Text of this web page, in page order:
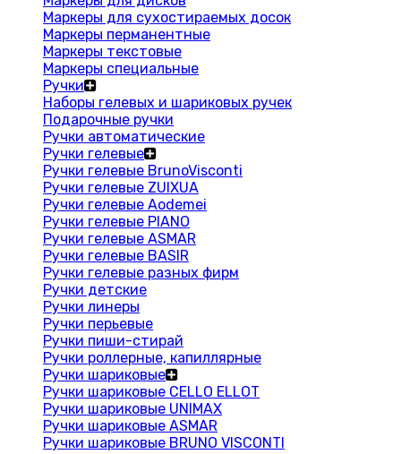
Маркеры для сухостираемых досок
Маркеры перманентные
Маркеры текстовые
Маркеры специальные
Ручки
Наборы гелевых и шариковых ручек
Подарочные ручки
Ручки автоматические
Ручки гелевые
Ручки гелевые BrunoVisconti
Ручки гелевые ZUIXUA
Ручки гелевые Aodemei
Ручки гелевые PIANO
Ручки гелевые ASMAR
Ручки гелевые BASIR
Ручки гелевые разных фирм
Ручки детские
Ручки линеры
Ручки перьевые
Ручки пиши-стирай
Ручки роллерные, капиллярные
Ручки шариковые
Ручки шариковые CELLO ELLOT
Ручки шариковые UNIMAX
Ручки шариковые ASMAR
Ручки шариковые BRUNO VISCONTI